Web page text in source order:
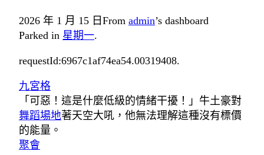
2026 年 1 月 15 日 From admin’s dashboard
Parked in 星期一.
requestId:6967c1af74ea54.00319408.
九宮格
「可惡！這是什麼低級的情緒干擾！」牛土豪對
舞蹈場地著天空大吼，他無法理解這種沒有標價
的能量。
聚會